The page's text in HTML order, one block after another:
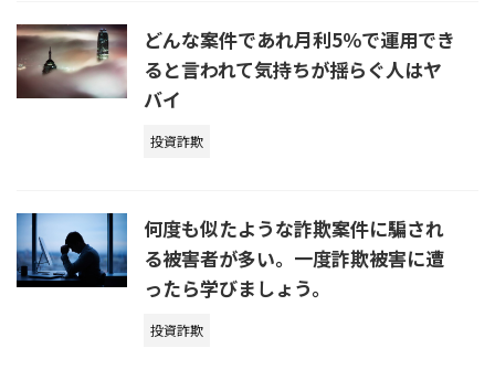
どんな案件であれ月利5％で運用でき
ると言われて気持ちが揺らぐ人はヤ
バイ
投資詐欺
何度も似たような詐欺案件に騙され
る被害者が多い。一度詐欺被害に遭
ったら学びましょう。
投資詐欺